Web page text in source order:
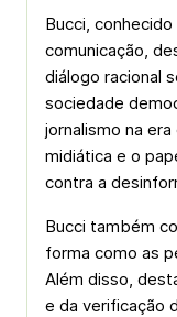
Bucci,
comunicação,
diálogo racional
sociedade
jornalismo na
midiática e o
contra a
Bucci também
forma como as
Além disso,
e da verificação